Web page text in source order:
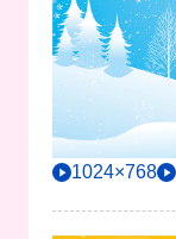
1024×768